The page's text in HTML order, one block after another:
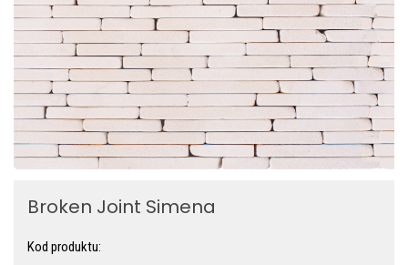
Broken Joint Simena
Kod produktu: